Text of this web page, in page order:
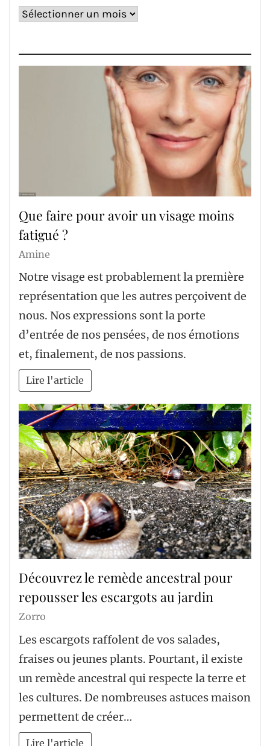
Archives
Que faire pour avoir un visage moins
fatigué ?
Amine
Notre visage est probablement la première
représentation que les autres perçoivent de
nous. Nos expressions sont la porte
d’entrée de nos pensées, de nos émotions
et, finalement, de nos passions.
Lire l'article
Découvrez le remède ancestral pour
repousser les escargots au jardin
Zorro
Les escargots raffolent de vos salades,
fraises ou jeunes plants. Pourtant, il existe
un remède ancestral qui respecte la terre et
les cultures. De nombreuses astuces maison
permettent de créer…
Lire l'article